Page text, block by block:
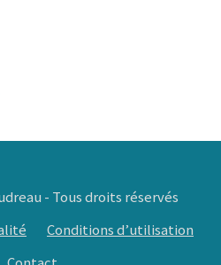
- Tous droits réservés
Conditions d’utilisation